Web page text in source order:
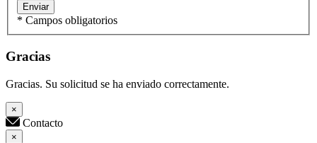
Enviar
* Campos obligatorios
Gracias
Gracias. Su solicitud se ha enviado correctamente.
×
Contacto
×